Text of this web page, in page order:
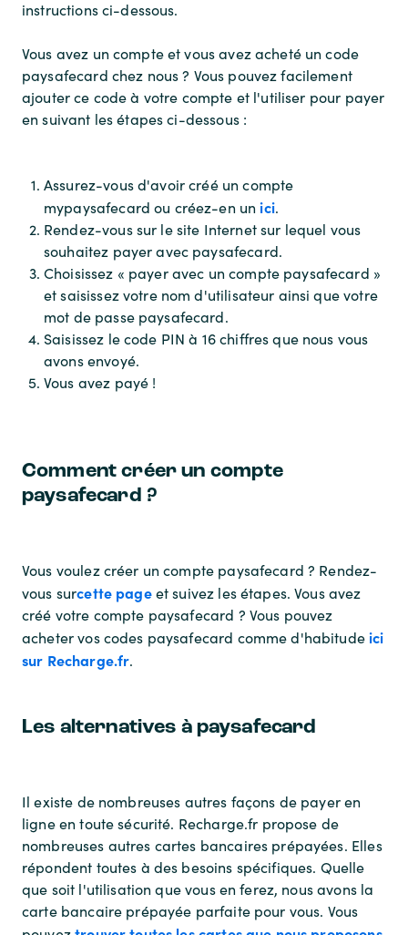
instructions ci-dessous.
Vous avez un compte et vous avez acheté un code
paysafecard chez nous ? Vous pouvez facilement
ajouter ce code à votre compte et l'utiliser pour payer
en suivant les étapes ci-dessous :
Assurez-vous d'avoir créé un compte
mypaysafecard ou créez-en unici.
Rendez-vous sur le site Internet sur lequel vous
souhaitez payer avec paysafecard.
Choisissez « payer avec un compte paysafecard »
et saisissez votre nom d'utilisateur ainsi que votre
mot de passe paysafecard.
Saisissez le code PIN à 16 chiffres que nous vous
avons envoyé.
Vous avez payé !
Comment créer un compte
paysafecard ?
Vous voulez créer un compte paysafecard ? Rendez-
vous surcette pageet suivez les étapes. Vous avez
créé votre compte paysafecard ? Vous pouvez
acheter vos codes paysafecard comme d'habitudeici
sur Recharge.fr.
Les alternatives à paysafecard
Il existe de nombreuses autres façons de payer en
ligne en toute sécurité. Recharge.fr propose de
nombreuses autres cartes bancaires prépayées. Elles
répondent toutes à des besoins spécifiques. Quelle
que soit l'utilisation que vous en ferez, nous avons la
carte bancaire prépayée parfaite pour vous. Vous